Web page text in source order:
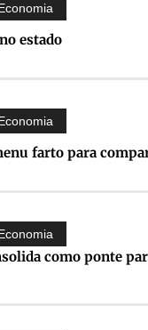
estado
farto para
como ponte